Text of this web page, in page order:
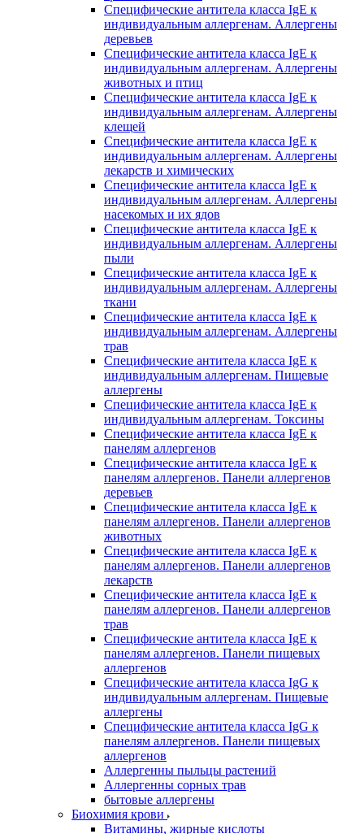
Специфические антитела класса IgE к
индивидуальным аллергенам. Аллергены
деревьев
Специфические антитела класса IgE к
индивидуальным аллергенам. Аллергены
животных и птиц
Специфические антитела класса IgE к
индивидуальным аллергенам. Аллергены
клещей
Специфические антитела класса IgE к
индивидуальным аллергенам. Аллергены
лекарств и химических
Специфические антитела класса IgE к
индивидуальным аллергенам. Аллергены
насекомых и их ядов
Специфические антитела класса IgE к
индивидуальным аллергенам. Аллергены
пыли
Специфические антитела класса IgE к
индивидуальным аллергенам. Аллергены
ткани
Специфические антитела класса IgE к
индивидуальным аллергенам. Аллергены
трав
Специфические антитела класса IgE к
индивидуальным аллергенам. Пищевые
аллергены
Специфические антитела класса IgE к
индивидуальным аллергенам. Токсины
Специфические антитела класса IgE к
панелям аллергенов
Специфические антитела класса IgE к
панелям аллергенов. Панели аллергенов
деревьев
Специфические антитела класса IgE к
панелям аллергенов. Панели аллергенов
животных
Специфические антитела класса IgE к
панелям аллергенов. Панели аллергенов
лекарств
Специфические антитела класса IgE к
панелям аллергенов. Панели аллергенов
трав
Специфические антитела класса IgE к
панелям аллергенов. Панели пищевых
аллергенов
Специфические антитела класса IgG к
индивидуальным аллергенам. Пищевые
аллергены
Специфические антитела класса IgG к
панелям аллергенов. Панели пищевых
аллергенов
Аллергенны пыльцы растений
Аллергенны сорных трав
бытовые аллергены
Биохимия крови
Витамины, жирные кислоты